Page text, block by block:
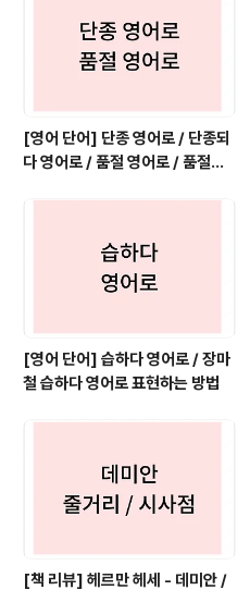
[영어 단어] 단종 영어로 / 단종되
다 영어로 / 품절 영어로 / 품절되
[영어 단어] 습하다 영어로 / 장마
철 습하다 영어로 표현하는 방법
[책 리뷰] 헤르만 헤세 - 데미안 /